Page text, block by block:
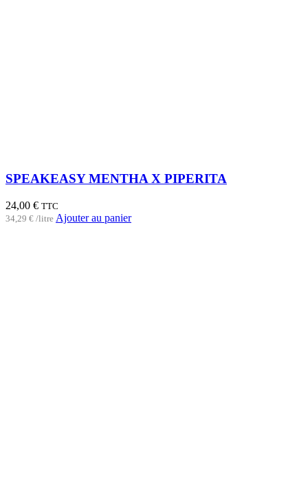
SPEAKEASY MENTHA X PIPERITA
24,00 € TTC
34,29 € /litre Ajouter au panier